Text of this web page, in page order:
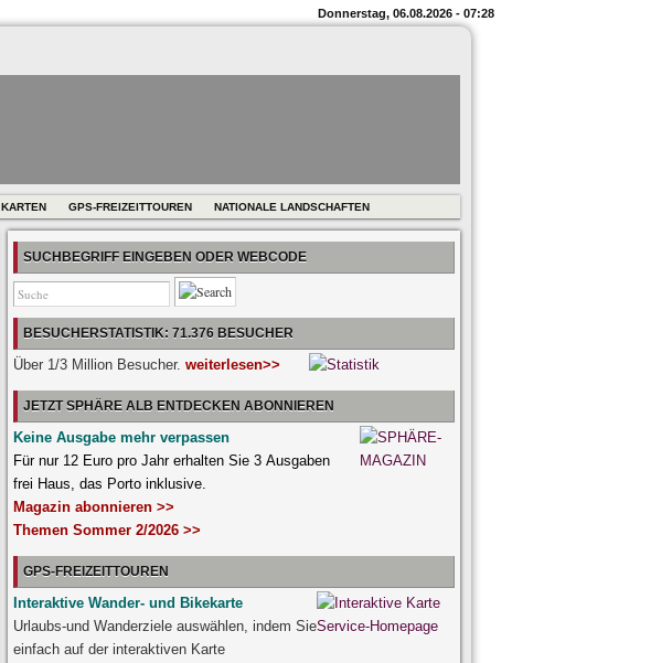
Donnerstag, 06.08.2026 - 07:28
KARTEN GPS-FREIZEITTOUREN NATIONALE LANDSCHAFTEN
SUCHBEGRIFF EINGEBEN ODER WEBCODE
BESUCHERSTATISTIK: 71.376 BESUCHER
Über 1/3 Million Besucher. weiterlesen>>
JETZT SPHÄRE ALB ENTDECKEN ABONNIEREN
Keine Ausgabe mehr verpassen
Für nur 12 Euro pro Jahr erhalten Sie 3 Ausgaben
frei Haus, das Porto inklusive.
Magazin abonnieren >>
Themen Sommer 2/2026 >>
GPS-FREIZEITTOUREN
Interaktive Wander- und Bikekarte
Urlaubs-und Wanderziele auswählen, indem Sie
einfach auf der interaktiven Karte